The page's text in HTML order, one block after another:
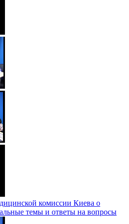
комиссии Киева о
темы и ответы на вопросы